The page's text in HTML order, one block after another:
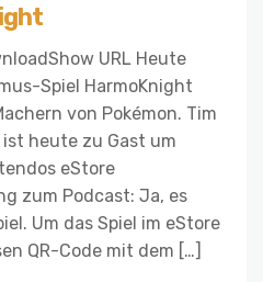
URL Heute
Spiel HarmoKnight
von Pokémon. Tim
heute zu Gast um
eStore
zum Podcast: Ja, es
Um das Spiel im eStore
QR-Code mit dem […]